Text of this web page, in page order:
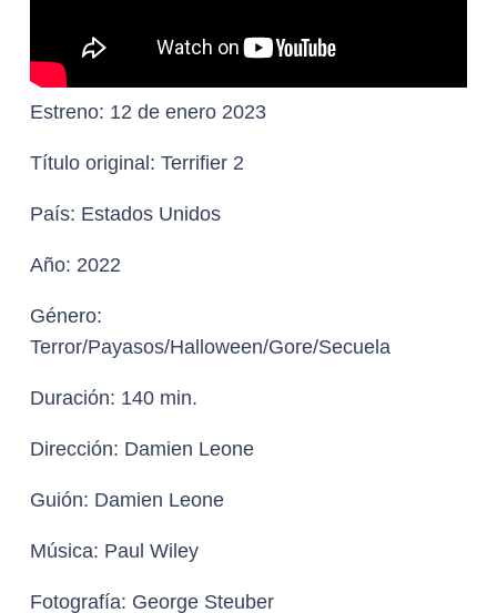
Estreno: 12 de enero 2023
Título original: Terrifier 2
País: Estados Unidos
Año: 2022
Género:
Terror/Payasos/Halloween/Gore/Secuela
Duración: 140 min.
Dirección: Damien Leone
Guión: Damien Leone
Música: Paul Wiley
Fotografía: George Steuber